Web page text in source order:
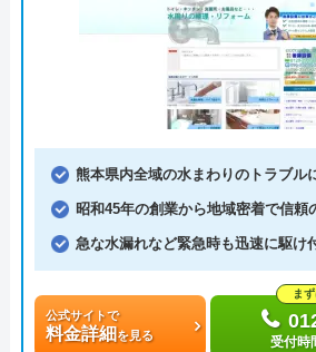
熊本県内全域の水まわりのトラブル
昭和45年の創業から地域密着で信頼
急な水漏れなど緊急時も迅速に駆け
公式サイトで
料金詳細を見る
ま
受付時